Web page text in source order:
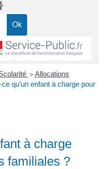
> Allocations
ce qu’un enfant à charge pour
à charge
familiales ?